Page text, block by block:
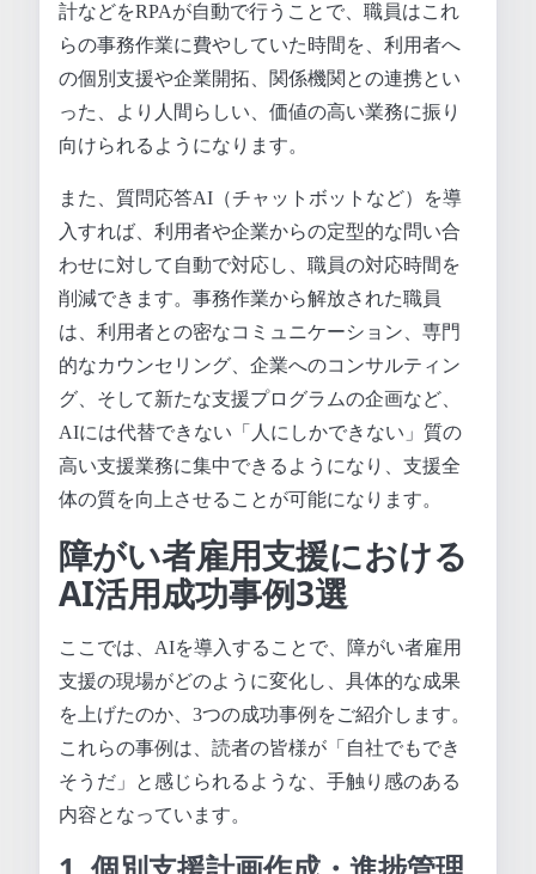
計などをRPAが自動で行うことで、職員はこれ
らの事務作業に費やしていた時間を、利用者へ
の個別支援や企業開拓、関係機関との連携とい
った、より人間らしい、価値の高い業務に振り
向けられるようになります。
また、質問応答AI（チャットボットなど）を導
入すれば、利用者や企業からの定型的な問い合
わせに対して自動で対応し、職員の対応時間を
削減できます。事務作業から解放された職員
は、利用者との密なコミュニケーション、専門
的なカウンセリング、企業へのコンサルティン
グ、そして新たな支援プログラムの企画など、
AIには代替できない「人にしかできない」質の
高い支援業務に集中できるようになり、支援全
体の質を向上させることが可能になります。
障がい者雇用支援における
AI活用成功事例3選
ここでは、AIを導入することで、障がい者雇用
支援の現場がどのように変化し、具体的な成果
を上げたのか、3つの成功事例をご紹介します。
これらの事例は、読者の皆様が「自社でもでき
そうだ」と感じられるような、手触り感のある
内容となっています。